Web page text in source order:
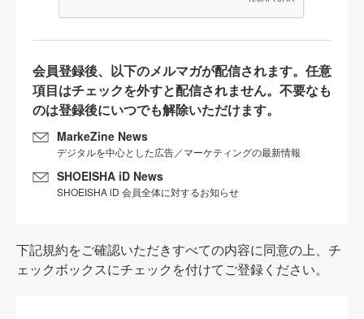
会員登録後、以下のメルマガが配信されます。任意
項目はチェックを外すと配信されません。不要なも
のは登録後にいつでも解除いただけます。
MarkeZine News
デジタルを中心とした広告／マーケティングの最新情報
SHOEISHA iD News
SHOEISHA iD 会員全体に対するお知らせ
下記規約をご確認いただきすべての内容に同意の上、チ
ェックボックスにチェックを付けてご登録ください。